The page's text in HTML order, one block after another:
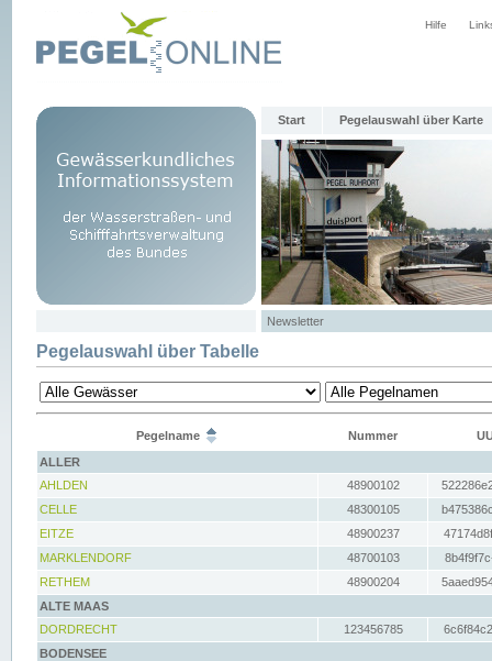
Hilfe
Start Pegelauswahl über Karte
Newsletter
Pegelauswahl über Tabelle
Pegelname Nummer
ALLER
AHLDEN
48900102
CELLE
48300105
EITZE
48900237
MARKLENDORF
48700103
RETHEM
48900204
ALTE MAAS
DORDRECHT
123456785
BODENSEE